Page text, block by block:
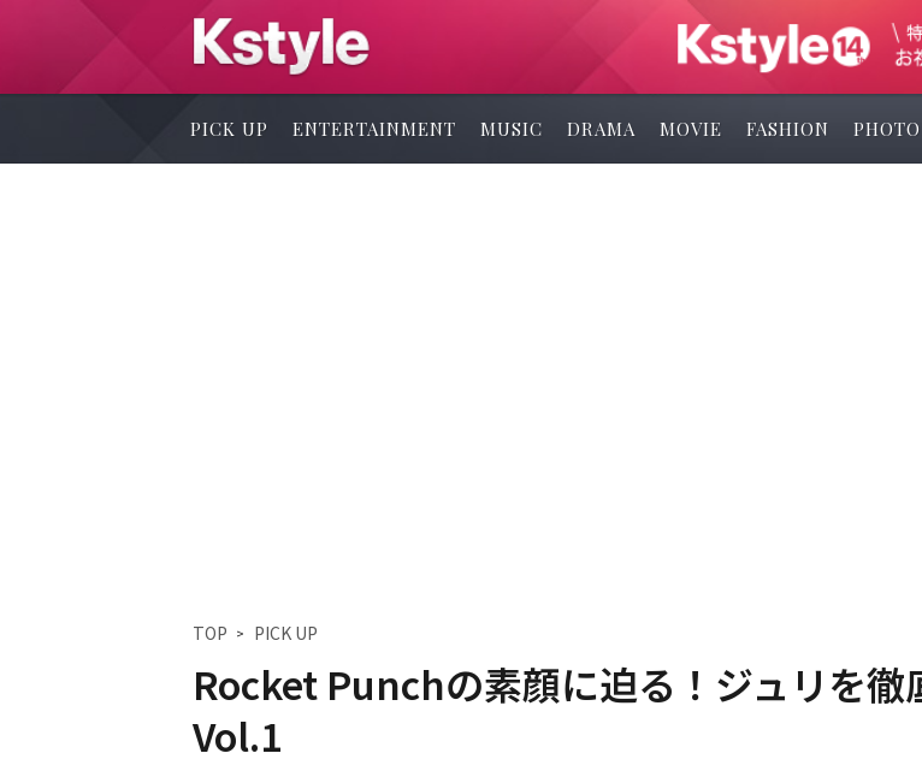
PICK UP ENTERTAINMENT MUSIC DRAMA MOVIE FASHION PHOTO
TOP PICK UP
Rocket Punchの素顔に迫る！ジュリを徹
Vol.1